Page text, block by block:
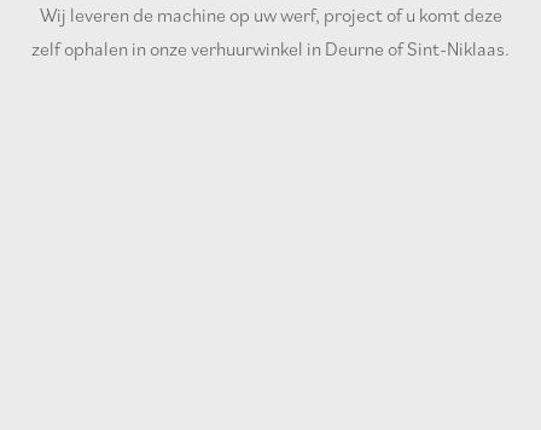
Wij leveren de machine op uw werf, project of u komt deze
zelf ophalen in onze verhuurwinkel in Deurne of Sint-Niklaas.